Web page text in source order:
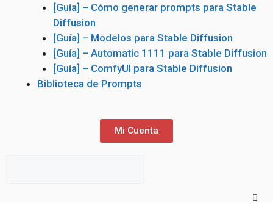
[Guía] – Cómo generar prompts para Stable
Diffusion
[Guía] – Modelos para Stable Diffusion
[Guía] – Automatic 1111 para Stable Diffusion
[Guía] – ComfyUI para Stable Diffusion
Biblioteca de Prompts
Mi Cuenta